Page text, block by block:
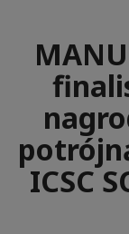
ICSC